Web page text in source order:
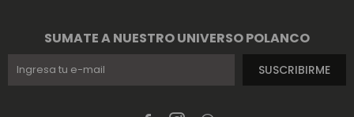
SUMATE A NUESTRO UNIVERSO POLANCO
SUSCRIBIRME